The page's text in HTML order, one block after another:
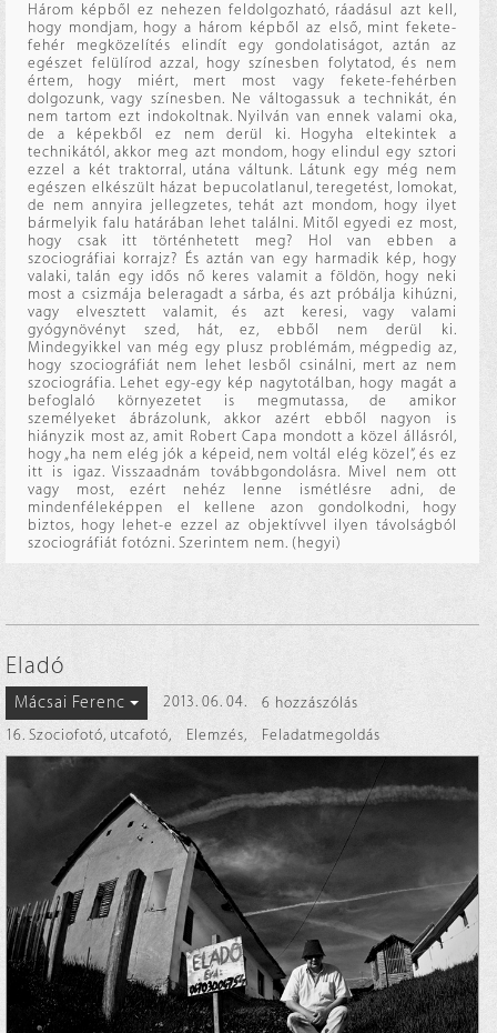
Három képből ez nehezen feldolgozható, ráadásul azt kell,
hogy mondjam, hogy a három képből az első, mint fekete-
fehér megközelítés elindít egy gondolatiságot, aztán az
egészet felülírod azzal, hogy színesben folytatod, és nem
értem, hogy miért, mert most vagy fekete-fehérben
dolgozunk, vagy színesben. Ne váltogassuk a technikát, én
nem tartom ezt indokoltnak. Nyilván van ennek valami oka,
de a képekből ez nem derül ki. Hogyha eltekintek a
technikától, akkor meg azt mondom, hogy elindul egy sztori
ezzel a két traktorral, utána váltunk. Látunk egy még nem
egészen elkészült házat bepucolatlanul, teregetést, lomokat,
de nem annyira jellegzetes, tehát azt mondom, hogy ilyet
bármelyik falu határában lehet találni. Mitől egyedi ez most,
hogy csak itt történhetett meg? Hol van ebben a
szociográfiai korrajz? És aztán van egy harmadik kép, hogy
valaki, talán egy idős nő keres valamit a földön, hogy neki
most a csizmája beleragadt a sárba, és azt próbálja kihúzni,
vagy elvesztett valamit, és azt keresi, vagy valami
gyógynövényt szed, hát, ez, ebből nem derül ki.
Mindegyikkel van még egy plusz problémám, mégpedig az,
hogy szociográfiát nem lehet lesből csinálni, mert az nem
szociográfia. Lehet egy-egy kép nagytotálban, hogy magát a
befoglaló környezetet is megmutassa, de amikor
személyeket ábrázolunk, akkor azért ebből nagyon is
hiányzik most az, amit Robert Capa mondott a közel állásról,
hogy „ha nem elég jók a képeid, nem voltál elég közel”, és ez
itt is igaz. Visszaadnám továbbgondolásra. Mivel nem ott
vagy most, ezért nehéz lenne ismétlésre adni, de
mindenféleképpen el kellene azon gondolkodni, hogy
biztos, hogy lehet-e ezzel az objektívvel ilyen távolságból
szociográfiát fotózni. Szerintem nem. (hegyi)
Eladó
Mácsai Ferenc 2013. 06. 04.
6 hozzászólás
16. Szociofotó, utcafotó, Elemzés, Feladatmegoldás